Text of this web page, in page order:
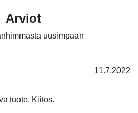
Arviot
uusimpaan
11.7.2022
tuote. Kiitos.